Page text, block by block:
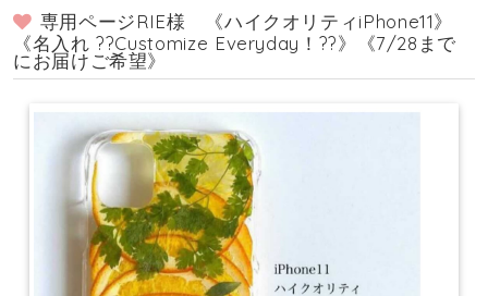
専用ページRIE様 《ハイクオリティiPhone11》
《名入れ ??Customize Everyday！??》《7/28まで
にお届けご希望》